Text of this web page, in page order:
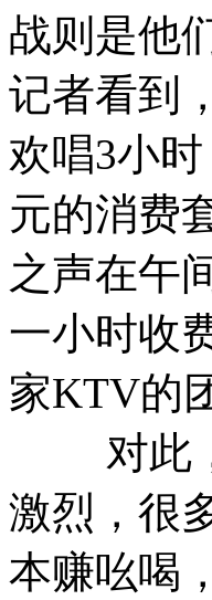
战则是他
记者看到
欢唱3小
元的消费
之声在午
一小时收
家KTV的
对此，
激烈，很
本赚吆喝